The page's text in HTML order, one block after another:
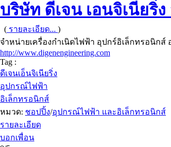
บริษัท ดีเจน เอนจิเนียริ่
( รายละเอียด... )
จำหน่ายเครื่องกำเนิดไฟฟ้า อุปกร์อิเล็กทรอนิก
http://www.digenengineering.com
Tag :
ดีเจนเอ็นจิเนียริ่ง
อุปกรณ์ไฟฟ้า
อิเล็กทรอนิกส์
หมวด: ชอปปิ้ง/อุปกรณ์ไฟฟ้า และอิเล็กทรอนิกส์
รายละเอียด
บอกเพื่อน